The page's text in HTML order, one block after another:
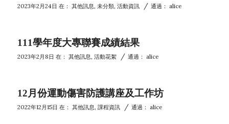
2023年2月24日 在： 其他訊息 , 未分類, 活動資訊 / 通過： alice
111學年度大專聯賽成績結果
2023年2月8日 在： 其他訊息 , 活動花絮 / 通過： alice
12月份運動傷害防護講座及工作坊
2022年12月15日 在： 其他訊息 , 課程資訊 / 通過： alice